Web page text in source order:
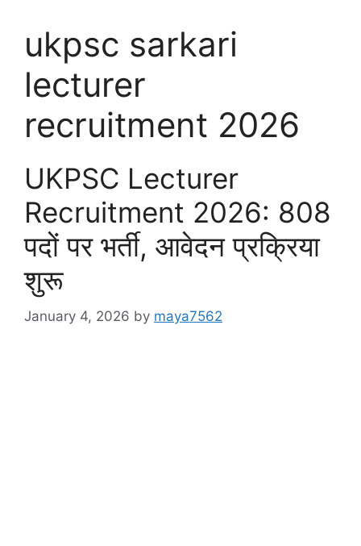
ukpsc sarkari
lecturer
recruitment 2026
UKPSC Lecturer
Recruitment 2026: 808
पदों पर भर्ती, आवेदन प्रक्रिया
शुरू
January 4, 2026 by maya7562